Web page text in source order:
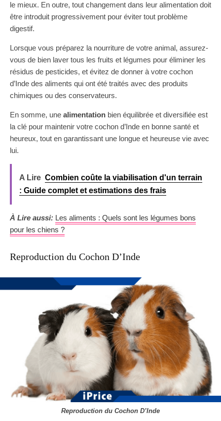
le mieux. En outre, tout changement dans leur alimentation doit
être introduit progressivement pour éviter tout problème
digestif.
Lorsque vous préparez la nourriture de votre animal, assurez-
vous de bien laver tous les fruits et légumes pour éliminer les
résidus de pesticides, et évitez de donner à votre cochon
d’Inde des aliments qui ont été traités avec des produits
chimiques ou des conservateurs.
En somme, une alimentation bien équilibrée et diversifiée est
la clé pour maintenir votre cochon d’Inde en bonne santé et
heureux, tout en garantissant une longue et heureuse vie avec
lui.
A Lire Combien coûte la viabilisation d'un terrain
: Guide complet et estimations des frais
À Lire aussi: Les aliments : Quels sont les légumes bons
pour les chiens ?
Reproduction du Cochon D’Inde
Reproduction du Cochon D’Inde